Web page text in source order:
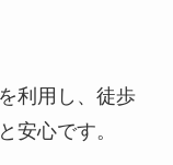
利用し、徒歩
安心です。